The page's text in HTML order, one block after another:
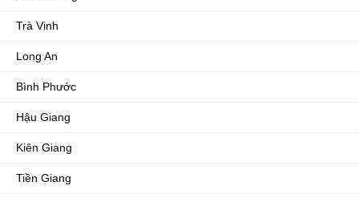
Trà Vinh
Long An
Bình Phước
Hậu Giang
Kiên Giang
Tiền Giang